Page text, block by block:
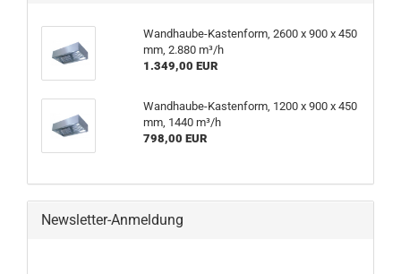
Wandhaube-Kastenform, 2600 x 900 x 450
mm, 2.880 m³/h
1.349,00 EUR
Wandhaube-Kastenform, 1200 x 900 x 450
mm, 1440 m³/h
798,00 EUR
Newsletter-Anmeldung